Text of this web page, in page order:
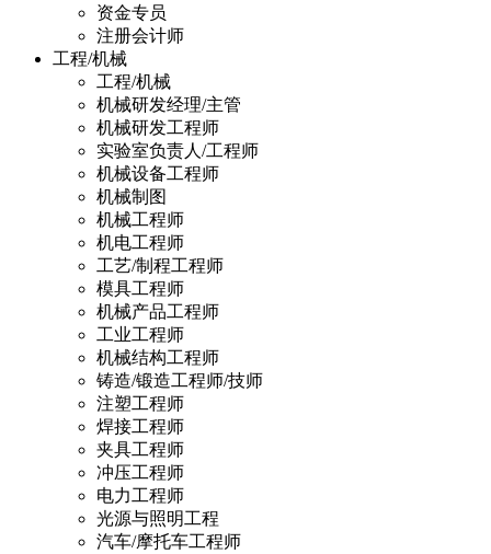
资金专员
注册会计师
工程/机械
工程/机械
机械研发经理/主管
机械研发工程师
实验室负责人/工程师
机械设备工程师
机械制图
机械工程师
机电工程师
工艺/制程工程师
模具工程师
机械产品工程师
工业工程师
机械结构工程师
铸造/锻造工程师/技师
注塑工程师
焊接工程师
夹具工程师
冲压工程师
电力工程师
光源与照明工程
汽车/摩托车工程师